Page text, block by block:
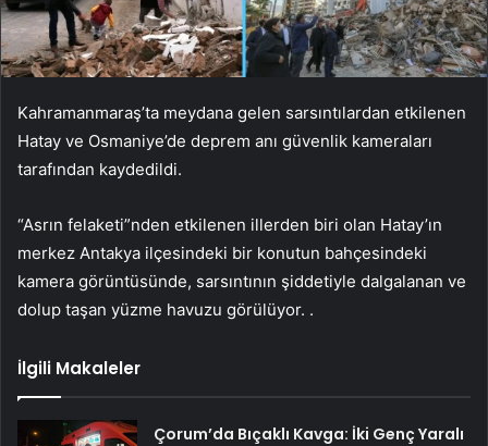
Kahramanmaraş’ta meydana gelen sarsıntılardan etkilenen
Hatay ve Osmaniye’de deprem anı güvenlik kameraları
tarafından kaydedildi.
“Asrın felaketi”nden etkilenen illerden biri olan Hatay’ın
merkez Antakya ilçesindeki bir konutun bahçesindeki
kamera görüntüsünde, sarsıntının şiddetiyle dalgalanan ve
dolup taşan yüzme havuzu görülüyor. .
İlgili Makaleler
Çorum’da Bıçaklı Kavga: İki Genç Yaralı